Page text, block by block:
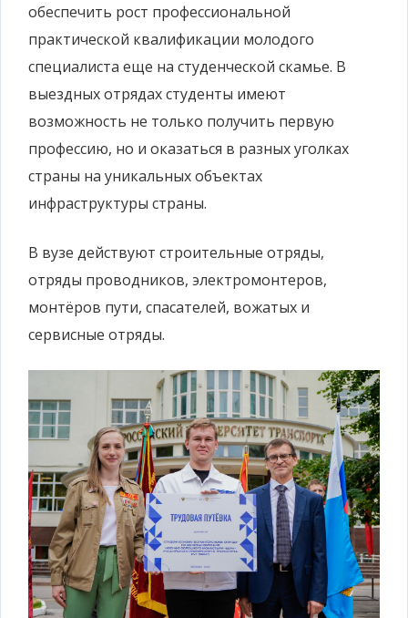
обеспечить рост профессиональной
практической квалификации молодого
специалиста еще на студенческой скамье. В
выездных отрядах студенты имеют
возможность не только получить первую
профессию, но и оказаться в разных уголках
страны на уникальных объектах
инфраструктуры страны.
В вузе действуют строительные отряды,
отряды проводников, электромонтеров,
монтёров пути, спасателей, вожатых и
сервисные отряды.